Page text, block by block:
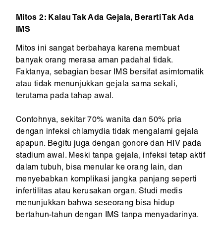
Mitos 2: Kalau Tak Ada Gejala, Berarti Tak Ada
IMS
Mitos ini sangat berbahaya karena membuat
banyak orang merasa aman padahal tidak.
Faktanya, sebagian besar IMS bersifat asimtomatik
atau tidak menunjukkan gejala sama sekali,
terutama pada tahap awal.
Contohnya, sekitar 70% wanita dan 50% pria
dengan infeksi chlamydia tidak mengalami gejala
apapun. Begitu juga dengan gonore dan HIV pada
stadium awal. Meski tanpa gejala, infeksi tetap aktif
dalam tubuh, bisa menular ke orang lain, dan
menyebabkan komplikasi jangka panjang seperti
infertilitas atau kerusakan organ. Studi medis
menunjukkan bahwa seseorang bisa hidup
bertahun-tahun dengan IMS tanpa menyadarinya.